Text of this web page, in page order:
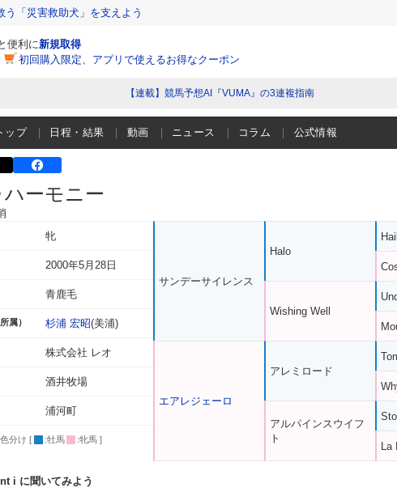
う「災害救助犬」を支えよう
便利に新規取得
初回購入限定、アプリで使えるお得なクーポン
【連載】競馬予想AI『VUMA』の3連複指南
ップ 日程・結果 動画 ニュース コラム 公式情報
ハーモニー
牝
2000年5月28日
青鹿毛
属） 杉浦 宏昭(美浦)
株式会社 レオ
酒井牧場
浦河町
分け [ :牡馬 :牝馬 ]
サンデーサイレンス
エアレジェーロ
Halo
Wishing Well
アレミロード
アルパインスウイフ
ト
La
i に聞いてみよう